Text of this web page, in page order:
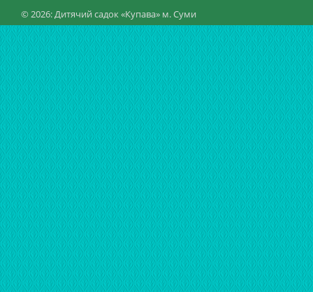
© 2026: Дитячий садок «Купава» м. Суми